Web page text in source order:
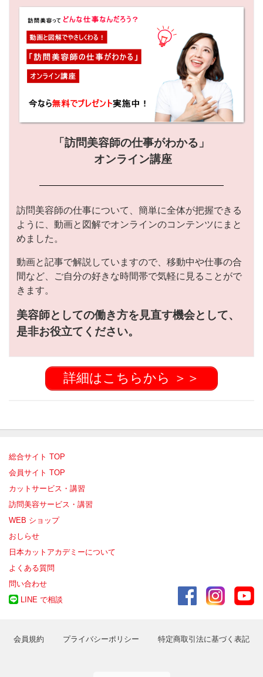
「訪問美容師の仕事がわかる」
オンライン講座
訪問美容師の仕事について、簡単に全体が把握できる
ように、動画と図解でオンラインのコンテンツにまと
めました。
動画と記事で解説していますので、移動中や仕事の合
間など、ご自分の好きな時間帯で気軽に見ることがで
きます。
美容師としての働き方を見直す機会として、
是非お役立てください。
詳細はこちらから ＞＞
総合サイト TOP
会員サイト TOP
カットサービス・講習
訪問美容サービス・講習
WEB ショップ
おしらせ
日本カットアカデミーについて
よくある質問
問い合わせ
LINE で相談
会員規約 プライバシーポリシー 特定商取引法に基づく表記